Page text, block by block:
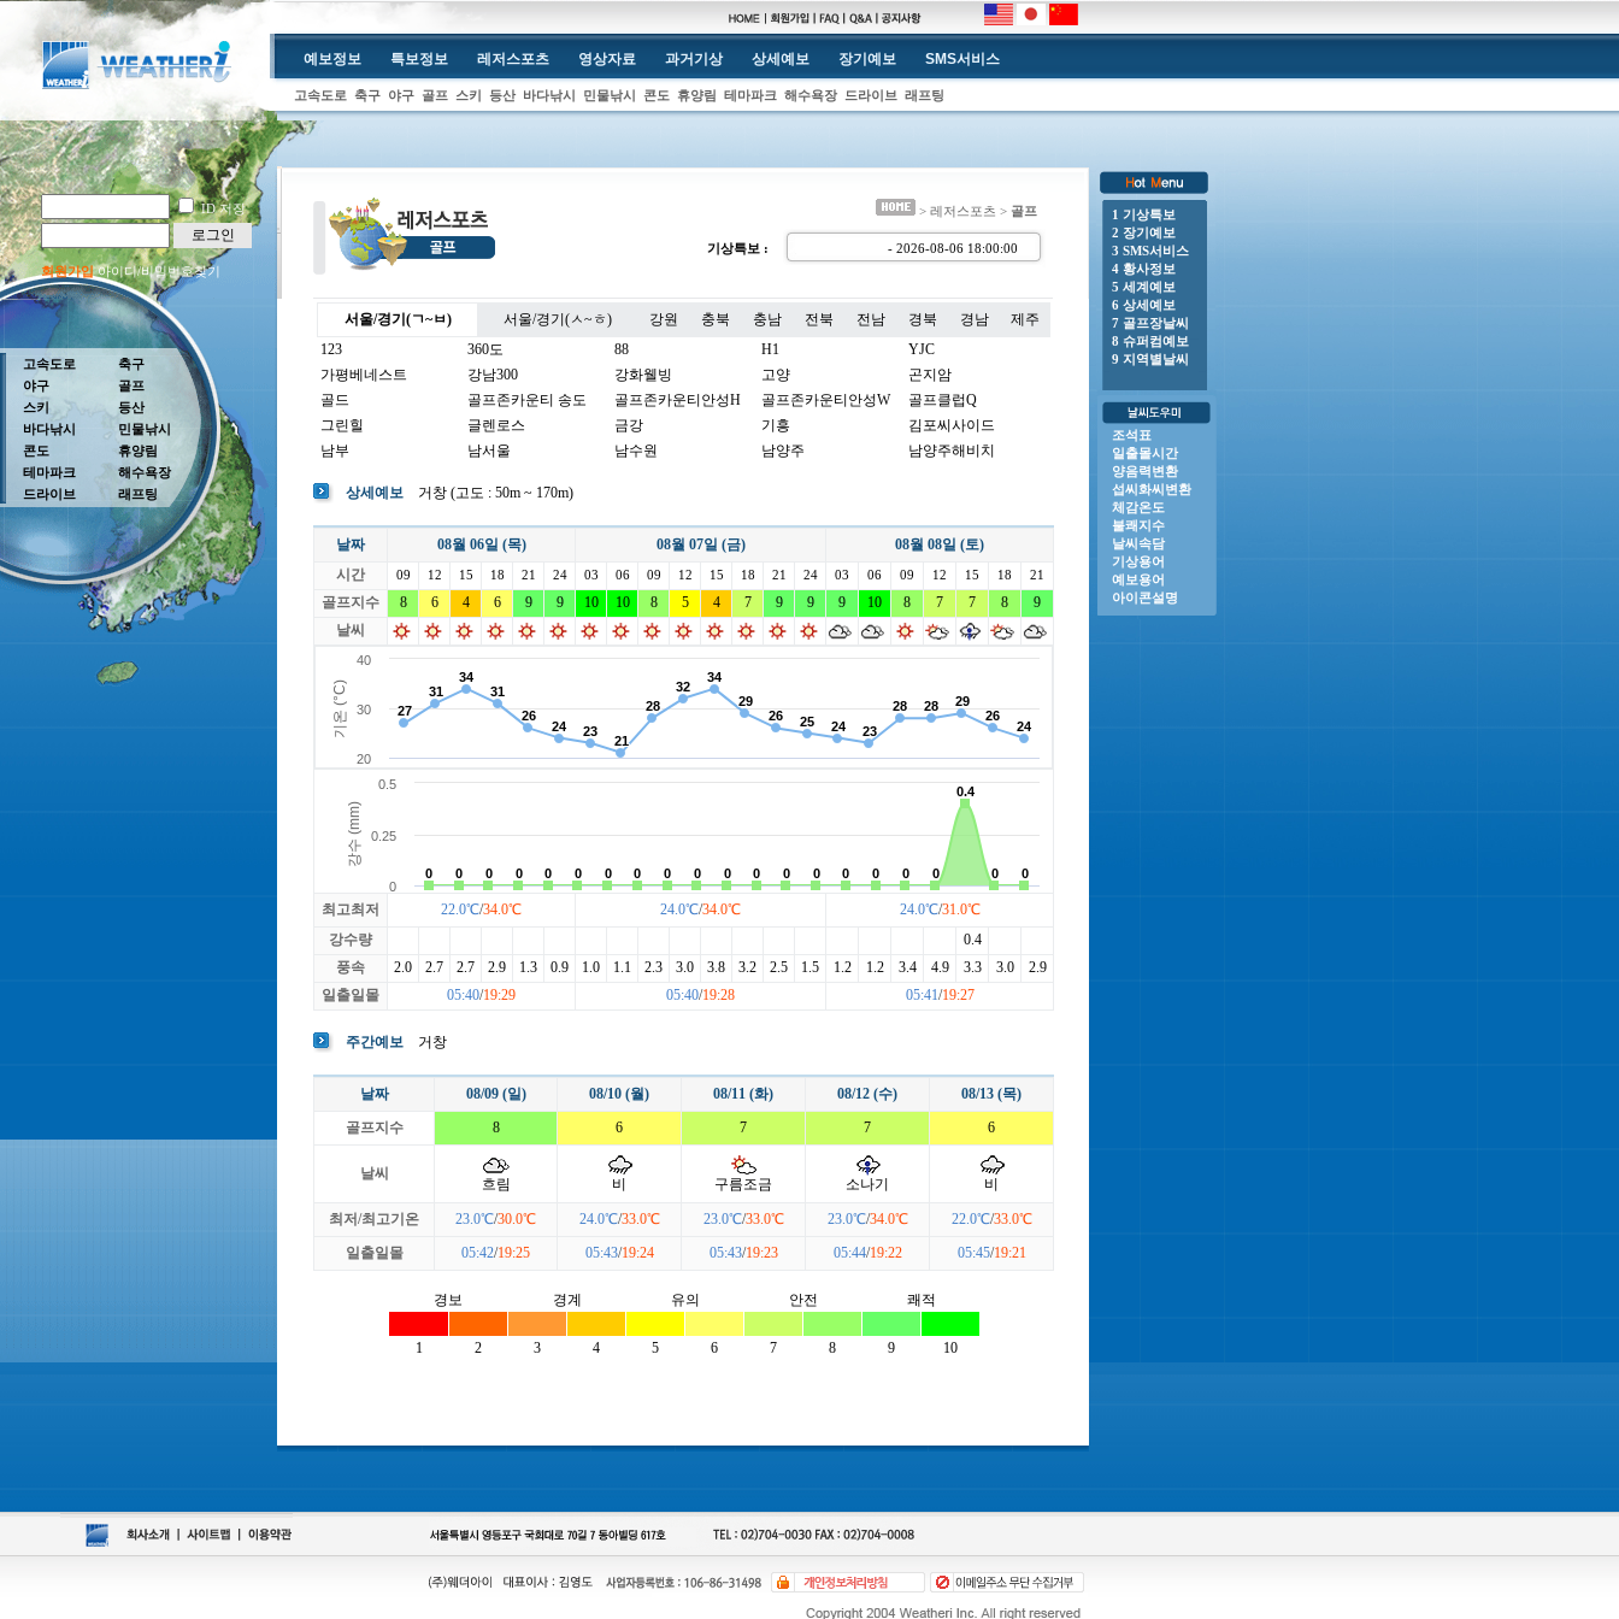
ID 저장
로그인
회원가입아이디/비밀번호찾기
예보정보 특보정보 레저스포츠 영상자료 과거기상 상세예보 장기예보 SMS서비스
고속도로 축구 야구 골프 스키 등산 바다낚시 민물낚시 콘도 휴양림 테마파크 해수욕장 드라이브 래프팅
> 레저스포츠 > 골프
기상특보 : - 2026-08-06 18:00:00 o 풍랑주의보 : 남해동부바깥먼바다, 제주도남쪽바깥먼바다, 제주도남동쪽안쪽먼바다, 제주도남서
고속도로
야구
스키
바다낚시
콘도
테마파크
드라이브
축구
골프
등산
민물낚시
휴양림
해수욕장
래프팅
서울/경기(ㄱ~ㅂ) 서울/경기(ㅅ~ㅎ) 강원 충북 충남 전북 전남 경북 경남
제주
123
360도 88 H1
YJC
가평베네스트
강남300 강화웰빙 고양
곤지암
골드
골프존카운티 송도 골프존카운티안성H 골프존카운티안성W
골프클럽Q
그린힐
글렌로스 금강 기흥
김포씨사이드
남부
남서울 남수원 남양주
남양주해비치
뉴코리아
더반
더크로스비
더헤븐 동여주 드림파크
라비돌
라싸
락가든 레이크사이드
렉스필드
로제비앙
루트52 리베라 리앤리
링크나인
마에스트로
마이다스레이크 이천 마이다스밸리 청평 몽베르
발리오스
베뉴지
베르힐영종 베스트밸리 베어즈베스트 청라
베어크리크
블랙스톤GC이천
빅토리아
상세예보 거창 (고도 : 50m ~ 170m)
날짜 08월 06일 (목) 08월 07일 (금)
08월 08일 (토)
시간
09 12 15 18 21 24 03 06 09 12 15 18 21 24 03 06 09 12 15 18 21
골프지수 8 6 4 6 9 9 10 10 8 5 4 7 9 9 9 10 8 7 7 8
9
날씨
최고최저 22.0℃/34.0℃ 24.0℃/34.0℃ 24.0℃/31.0℃
강수량
0.4
풍속
2.0 2.7 2.7 2.9 1.3 0.9 1.0 1.1 2.3 3.0 3.8 3.2 2.5 1.5 1.2 1.2 3.4 4.9 3.3 3.0
2.9
일출일몰
05:40/19:29 05:40/19:28 05:41/19:27
주간예보 거창
날짜 08/09 (일) 08/10 (월) 08/11 (화) 08/12 (수)
08/13 (목)
골프지수
8 6 7 7 6
날씨
흐림 비 구름조금 소나기 비
최저/최고기온 23.0℃/30.0℃ 24.0℃/33.0℃ 23.0℃/33.0℃ 23.0℃/34.0℃ 22.0℃/33.0℃
일출일몰
05:42/19:25 05:43/19:24 05:43/19:23 05:44/19:22 05:45/19:21
경보 경계 유의 안전 쾌적
1 2 3 4 5 6 7 8 9 10
1 기상특보
2 장기예보
3 SMS서비스
4 황사정보
5 세계예보
6 상세예보
7 골프장날씨
8 슈퍼컴예보
9 지역별날씨
조석표
일출몰시간
양음력변환
섭씨화씨변환
체감온도
불쾌지수
날씨속담
기상용어
예보용어
아이콘설명